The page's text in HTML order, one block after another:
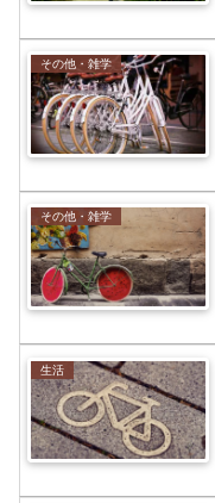
その他・雑学
その他・雑学
生活